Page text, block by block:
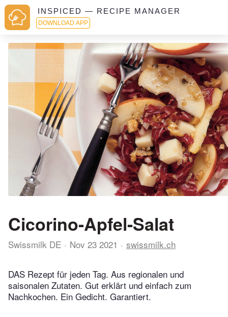
INSPICED — RECIPE MANAGER
DOWNLOAD APP
Cicorino-Apfel-Salat
Swissmilk DE Nov 23 2021 swissmilk.ch
DAS Rezept für jeden Tag. Aus regionalen und
saisonalen Zutaten. Gut erklärt und einfach zum
Nachkochen. Ein Gedicht. Garantiert.